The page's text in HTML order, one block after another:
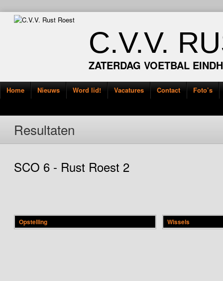
C.V.V.
ZATERDAG VOETBAL
Home Nieuws Word lid! Vacatures Contact Foto’s
Resultaten
SCO 6 - Rust Roest 2
Opstelling Wissels